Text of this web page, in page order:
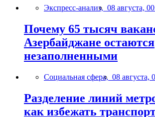
Экспресс-анализ, 08 августа,
Почему 65 тысяч
Азербайджане остаются
незаполненными
Социальная сфера, 08 августа,
Разделение линий
как избежать